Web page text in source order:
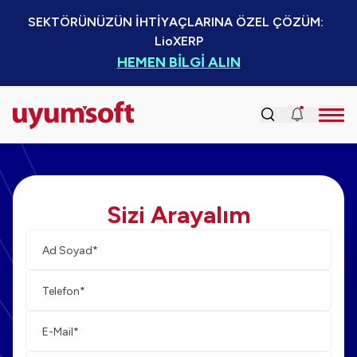
SEKTÖRÜNÜZÜN İHTİYAÇLARINA ÖZEL ÇÖZÜM:
LioXERP
HEMEN BİLGİ ALIN
Sizi Arayalım